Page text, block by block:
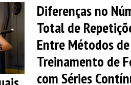
Diferenças no
Total de
Entre Métodos de
Treinamento de
com Séries